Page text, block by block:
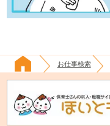
お仕事検索